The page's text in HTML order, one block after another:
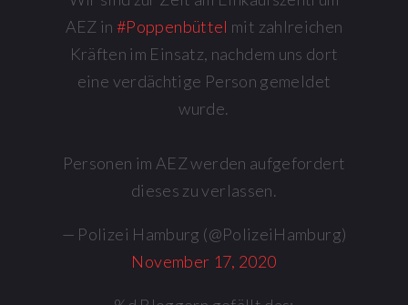
AEZ in#Poppenbüttel mit zahlreichen
Kräften im Einsatz, nachdem uns dort
eine verdächtige Person gemeldet
wurde.
Personen im AEZ werden aufgefordert
dieses zu verlassen.
— Polizei Hamburg (@PolizeiHamburg)
November 17, 2020